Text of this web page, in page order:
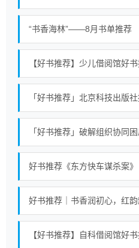
“书香海林”——8月书单推荐
【好书推荐】少儿借阅馆好
好书推荐《东方快车谋杀案》
好书推荐｜书香润初心，红